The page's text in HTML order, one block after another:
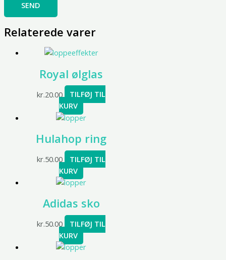
Relaterede varer
Royal ølglas
kr.20.00
TILFØJ TIL
KURV
Hulahop ring
kr.50.00
TILFØJ TIL
KURV
Adidas sko
kr.50.00
TILFØJ TIL
KURV